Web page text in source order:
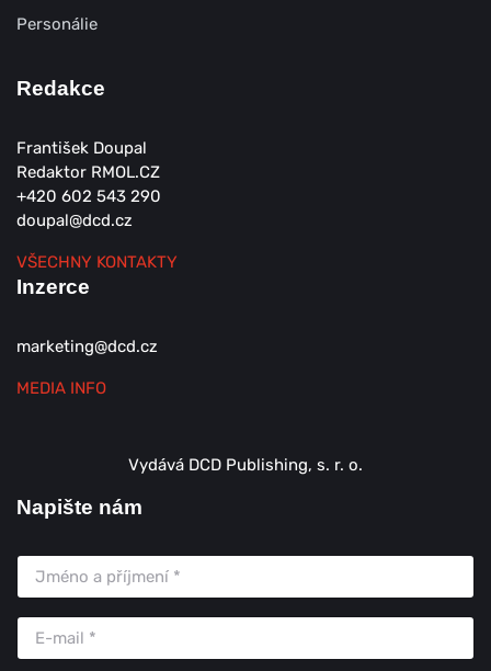
Personálie
Redakce
František Doupal
Redaktor RMOL.CZ
+420 602 543 290
doupal@dcd.cz
VŠECHNY KONTAKTY
Inzerce
marketing@dcd.cz
MEDIA INFO
Vydává DCD Publishing, s. r. o.
Napište nám